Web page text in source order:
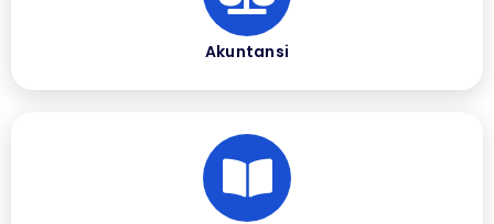
Akuntansi